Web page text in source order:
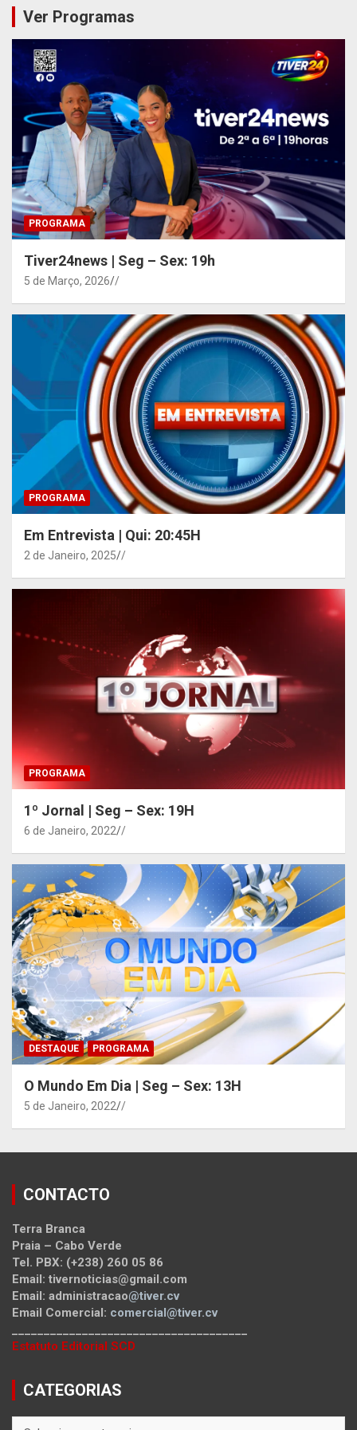
Ver Programas
PROGRAMA
Tiver24news | Seg – Sex: 19h
5 de Março, 2026 /
PROGRAMA
Em Entrevista | Qui: 20:45H
2 de Janeiro, 2025 /
PROGRAMA
1º Jornal | Seg – Sex: 19H
6 de Janeiro, 2022 /
DESTAQUE PROGRAMA
O Mundo Em Dia | Seg – Sex: 13H
5 de Janeiro, 2022 /
CONTACTO
Terra Branca
Praia – Cabo Verde
Tel. PBX: (+238) 260 05 86
Email: tivernoticias@gmail.com
Email: administracao@tiver.cv
Email Comercial: comercial@tiver.cv
Estatuto Editorial SCD
CATEGORIAS